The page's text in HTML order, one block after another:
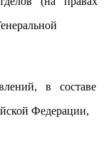
в составе
Федерации,